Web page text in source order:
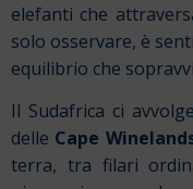
elefanti che
solo osservare, è
equilibrio che
Il Sudafrica ci
delle Cape
terra, tra filari